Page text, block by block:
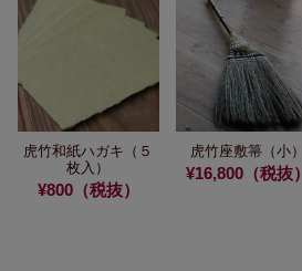
虎竹和紙ハガキ（５
枚入）
¥800（税抜）
虎竹座敷箒（小）
¥16,800（税抜）